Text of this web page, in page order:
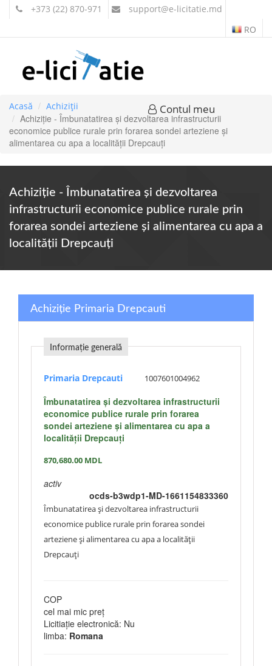
+373 (22) 870-971 support@e-licitatie.md
RO
Contul meu
Acasă Achiziții
Achiziție - Îmbunatatirea și dezvoltarea infrastructurii
economice publice rurale prin forarea sondei arteziene și
alimentarea cu apa a localității Drepcauți
Achiziție - Îmbunatatirea și dezvoltarea
infrastructurii economice publice rurale prin
forarea sondei arteziene și alimentarea cu apa a
localității Drepcauți
Achiziție Primaria Drepcauti
Informație generală
Primaria Drepcauti 1007601004962
Îmbunatatirea și dezvoltarea infrastructurii
economice publice rurale prin forarea
sondei arteziene și alimentarea cu apa a
localității Drepcauți
870,680.00 MDL
activ
ocds-b3wdp1-MD-1661154833360
Îmbunatatirea și dezvoltarea infrastructurii
economice publice rurale prin forarea sondei
arteziene și alimentarea cu apa a localității
Drepcauți
COP
cel mai mic preț
Licitiație electronică: Nu
limba: Romana